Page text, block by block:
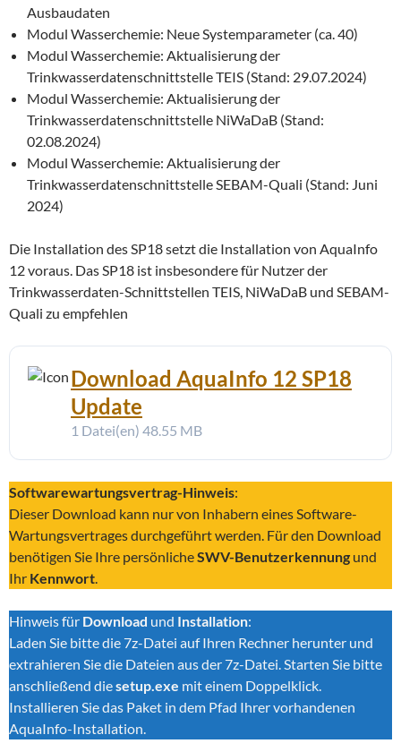
Ausbaudaten
Modul Wasserchemie: Neue Systemparameter (ca. 40)
Modul Wasserchemie: Aktualisierung der
Trinkwasserdatenschnittstelle TEIS (Stand: 29.07.2024)
Modul Wasserchemie: Aktualisierung der
Trinkwasserdatenschnittstelle NiWaDaB (Stand:
02.08.2024)
Modul Wasserchemie: Aktualisierung der
Trinkwasserdatenschnittstelle SEBAM-Quali (Stand: Juni
2024)
Die Installation des SP18 setzt die Installation von AquaInfo
12 voraus. Das SP18 ist insbesondere für Nutzer der
Trinkwasserdaten-Schnittstellen TEIS, NiWaDaB und SEBAM-
Quali zu empfehlen
Download AquaInfo 12 SP18
Update
1 Datei(en) 48.55 MB
Softwarewartungsvertrag-Hinweis:
Dieser Download kann nur von Inhabern eines Software-
Wartungsvertrages durchgeführt werden. Für den Download
benötigen Sie Ihre persönlicheSWV-Benutzerkennung und
Ihr Kennwort.
Hinweis für Download und Installation:
Laden Sie bitte die 7z-Datei auf Ihren Rechner herunter und
extrahieren Sie die Dateien aus der 7z-Datei. Starten Sie bitte
anschließend diesetup.exe mit einem Doppelklick.
Installieren Sie das Paket in dem Pfad Ihrer vorhandenen
AquaInfo-Installation.